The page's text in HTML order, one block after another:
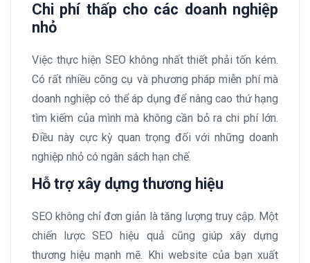
Chi phí thấp cho các doanh nghiệp
nhỏ
Việc thực hiện SEO không nhất thiết phải tốn kém.
Có rất nhiều công cụ và phương pháp miễn phí mà
doanh nghiệp có thể áp dụng để nâng cao thứ hạng
tìm kiếm của mình mà không cần bỏ ra chi phí lớn.
Điều này cực kỳ quan trọng đối với những doanh
nghiệp nhỏ có ngân sách hạn chế.
Hỗ trợ xây dựng thương hiệu
SEO không chỉ đơn giản là tăng lượng truy cập. Một
chiến lược SEO hiệu quả cũng giúp xây dựng
thương hiệu mạnh mẽ. Khi website của bạn xuất